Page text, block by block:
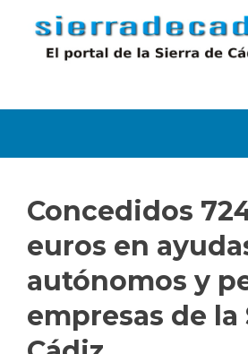
Concedidos
euros en
autónomos y
empresas de la